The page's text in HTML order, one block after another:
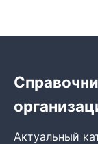
Актуальный